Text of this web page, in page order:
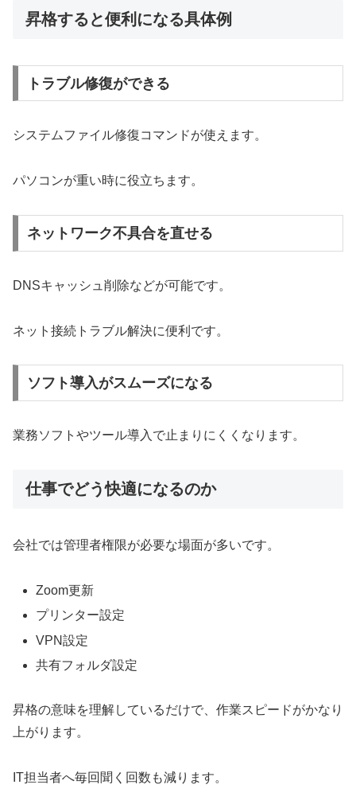
昇格すると便利になる具体例
トラブル修復ができる
システムファイル修復コマンドが使えます。
パソコンが重い時に役立ちます。
ネットワーク不具合を直せる
DNSキャッシュ削除などが可能です。
ネット接続トラブル解決に便利です。
ソフト導入がスムーズになる
業務ソフトやツール導入で止まりにくくなります。
仕事でどう快適になるのか
会社では管理者権限が必要な場面が多いです。
Zoom更新
プリンター設定
VPN設定
共有フォルダ設定
昇格の意味を理解しているだけで、作業スピードがかなり
上がります。
IT担当者へ毎回聞く回数も減ります。